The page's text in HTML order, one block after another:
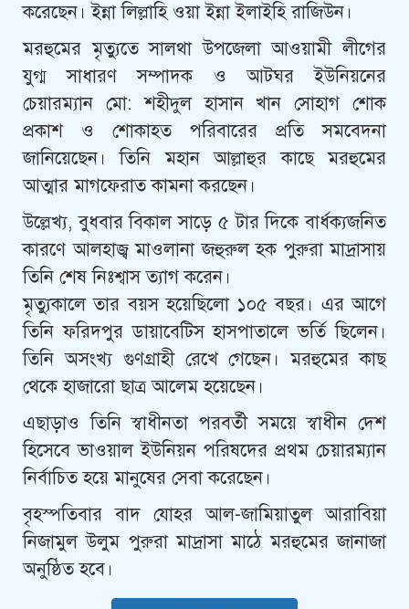
করেছেন। ইন্না লিল্লাহি ওয়া ইন্না ইলাইহি রাজিউন।
মরহুমের মৃত্যুতে সালথা উপজেলা আওয়ামী লীগের
যুগ্ম সাধারণ সম্পাদক ও আটঘর ইউনিয়নের
চেয়ারম্যান মো: শহীদুল হাসান খান সোহাগ শোক
প্রকাশ ও শোকাহত পরিবারের প্রতি সমবেদনা
জানিয়েছেন। তিনি মহান আল্লাহুর কাছে মরহুমের
আত্মার মাগফেরাত কামনা করছেন।
উল্লেখ্য, বুধবার বিকাল সাড়ে ৫ টার দিকে বার্ধক্যজনিত
কারণে আলহাজ্ব মাওলানা জহুরুল হক পুরুরা মাদ্রাসায়
তিনি শেষ নিঃশ্বাস ত্যাগ করেন।
মৃত্যুকালে তার বয়স হয়েছিলো ১০৫ বছর। এর আগে
তিনি ফরিদপুর ডায়াবেটিস হাসপাতালে ভর্তি ছিলেন।
তিনি অসংখ্য গুণগ্রাহী রেখে গেছেন। মরহুমের কাছ
থেকে হাজারো ছাত্র আলেম হয়েছেন।
এছাড়াও তিনি স্বাধীনতা পরবর্তী সময়ে স্বাধীন দেশ
হিসেবে ভাওয়াল ইউনিয়ন পরিষদের প্রথম চেয়ারম্যান
নির্বাচিত হয়ে মানুষের সেবা করেছেন।
বৃহস্পতিবার বাদ যোহর আল-জামিয়াতুল আরাবিয়া
নিজামুল উলুম পুরুরা মাদ্রাসা মাঠে মরহুমের জানাজা
অনুষ্ঠিত হবে।